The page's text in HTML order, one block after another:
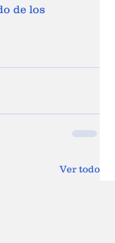
de los
Ver todo